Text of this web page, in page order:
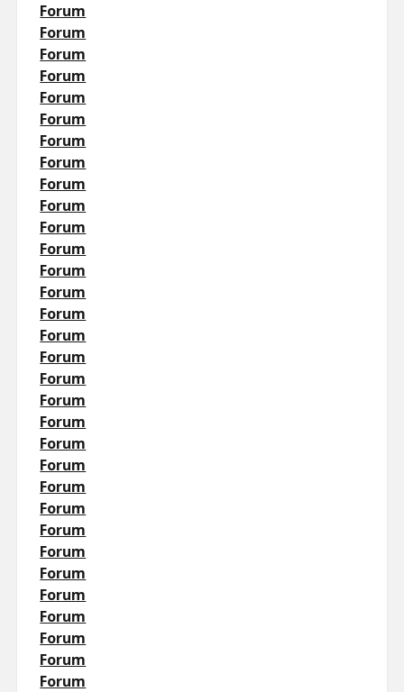
Forum
Forum
Forum
Forum
Forum
Forum
Forum
Forum
Forum
Forum
Forum
Forum
Forum
Forum
Forum
Forum
Forum
Forum
Forum
Forum
Forum
Forum
Forum
Forum
Forum
Forum
Forum
Forum
Forum
Forum
Forum
Forum